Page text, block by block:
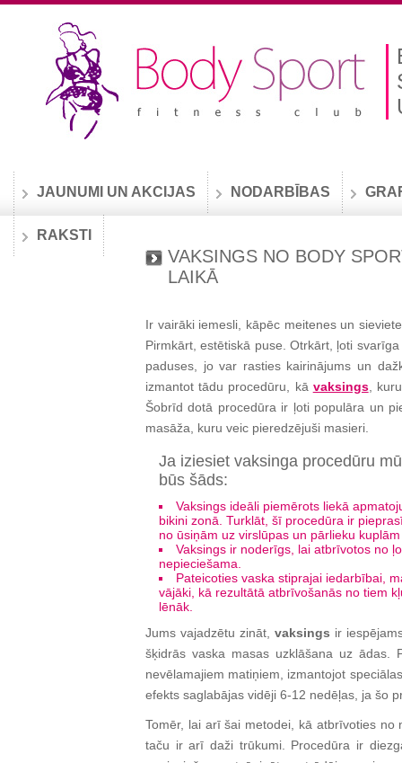
JAUNUMI UN AKCIJAS NODARBĪBAS
RAKSTI
VAKSINGS NO BODY
LAIKĀ
Ir vairāki iemesli, kāpēc meitenes un
Pirmkārt, estētiskā puse. Otrkārt, ļoti
paduses, jo var rasties kairinājums un
izmantot tādu procedūru, kā vaksings,
Šobrīd dotā procedūra ir ļoti populāra un
masāža, kuru veic pieredzējuši masieri.
Ja iziesiet vaksinga procedūru
būs šāds:
Vaksings ideāli piemērots liekā
bikini zonā. Turklāt, šī procedūra ir
no ūsiņām uz virslūpas un pārlieku
Vaksings ir noderīgs, lai atbrīvotos no
nepieciešama.
Pateicoties vaska stiprajai iedarbībai,
vājāki, kā rezultātā atbrīvošanās no tiem
lēnāk.
Jums vajadzētu zināt, vaksings ir
šķidrās vaska masas uzklāšana uz
nevēlamajiem matiņiem, izmantojot
efekts saglabājas vidēji 6-12 nedēļas, ja šo
Tomēr, lai arī šai metodei, kā atbrīvoties
taču ir arī daži trūkumi. Procedūra ir